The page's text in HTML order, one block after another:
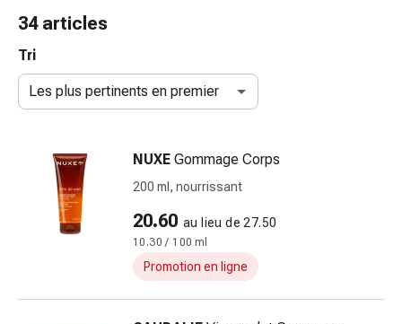
Douche
nasale
Irritation
et
blessure
de
34 articles
Tri
Les plus pertinents en premier
NUXE Gommage Corps
200 ml, nourrissant
20.60 au lieu de 27.50
10.30 / 100 ml
Promotion en ligne